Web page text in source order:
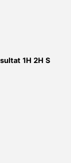
1H 2H S